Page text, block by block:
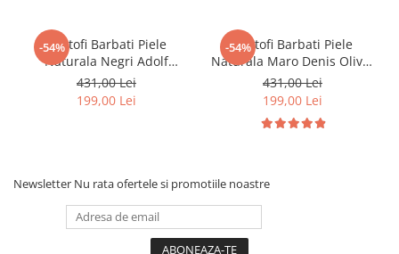
-54%
Pantofi Barbati Piele
Naturala Negri Adolf
B00173
431,00 Lei
199,00 Lei
-54%
Pantofi Barbati Piele
Naturala Maro Denis Oliver
B00005
431,00 Lei
199,00 Lei
Newsletter Nu rata ofertele si promotiile noastre